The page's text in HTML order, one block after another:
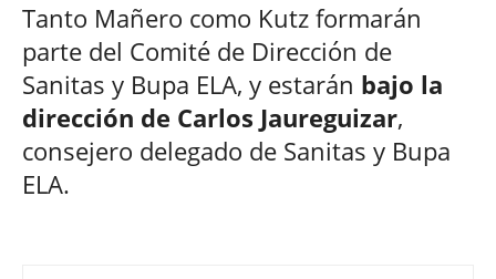
Tanto Mañero como Kutz formarán
parte del Comité de Dirección de
Sanitas y Bupa ELA, y estarán bajo la
dirección de Carlos Jaureguizar,
consejero delegado de Sanitas y Bupa
ELA.